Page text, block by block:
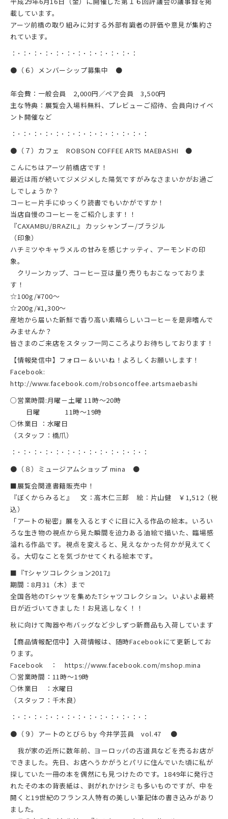
載しています。
アーツ前橋の取り組みに対する外部有識者の評価や意見が集約さ
れています。
：･：･：･：･：･：･：･：･：･：･：･：
●（６）メンバーシップ募集中 ●
年会費：一般会員 2,000円／ペア会員 3,500円
主な特典：展覧会入場料無料、プレビューご招待、会員向けイベ
ント開催など
：･：･：･：･：･：･：･：･：･：･：･：･：
●（７）カフェ ROBSON COFFEE ARTS MAEBASHI ●
こんにちはアーツ前橋店です！
最近は雨が続いてジメジメした陽気ですがみなさまいかがお過ご
しでしょうか？
コーヒー片手にゆっくり読書でもいかがですか！
当店自慢のコーヒーをご紹介します！！
『CAXAMBU/BRAZIL』 カッシャンブー/ブラジル
（印象）
ハチミツやキャラメルの甘みを感じナッティ、アーモンドの印
象。
クリーンカップ、コーヒー豆は量り売りもおこなっておりま
す！
☆100g/¥700～
☆200g/¥1,300～
産地から届いた新鮮で香り高い素晴らしいコーヒーを是非嗜んで
みませんか？
皆さまのご来店をスタッフ一同こころよりお待ちしております！
【情報発信中】フォロー＆いいね！よろしくお願いします！
Facebook:
http://www.facebook.com/robsoncoffee.artsmaebashi
○営業時間:月曜－土曜 11時～20時
日曜 11時～19時
○休業日 ：水曜日
（スタッフ：橋爪）
：･：･：･：･：･：･：･：･：･：･：･：･：
●（８）ミュージアムショップ mina ●
■展覧会関連書籍販売中！
『ぼくからみると』 文：高木仁三郎 絵：片山健 ￥1,512（税
込）
「アートの秘密」展を入るとすぐに目に入る作品の絵本。いろい
ろな生き物の視点から見た瞬間を迫力ある油絵で描いた、臨場感
溢れる作品です。視点を変えると、見えなかった何かが見えてく
る。大切なことを気づかせてくれる絵本です。
■『Tシャツコレクション2017』
期間：8月31（木）まで
全国各地のTシャツを集めたTシャツコレクション。いよいよ最終
日が近づいてきました！お見逃しなく！！
秋に向けて陶器や布バッグなど少しずつ新商品も入荷しています
【商品情報配信中】入荷情報は、随時Facebookにて更新してお
ります。
Facebook ： https://www.facebook.com/mshop.mina
○営業時間：11時～19時
○休業日 ：水曜日
（スタッフ：千木良）
：･：･：･：･：･：･：･：･：･：･：･：･：
●（９）アートのとびら by 今井学芸員 vol.47 ●
我が家の近所に数年前、ヨーロッパの古道具などを売るお店が
できました。先日、お店へうかがうとパリに住んでいた頃に私が
探していた一冊の本を偶然にも見つけたのです。1849年に発行さ
れたその本の背表紙は、剥がれかけシミも多いものですが、中を
開くと19世紀のフランス人特有の美しい筆記体の書き込みがあり
ました。